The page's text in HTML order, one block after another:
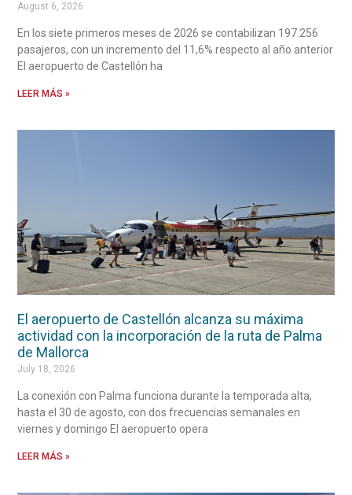
August 6, 2026
En los siete primeros meses de 2026 se contabilizan 197.256
pasajeros, con un incremento del 11,6% respecto al año anterior
El aeropuerto de Castellón ha
LEER MÁS »
El aeropuerto de Castellón alcanza su máxima
actividad con la incorporación de la ruta de Palma
de Mallorca
July 18, 2026
La conexión con Palma funciona durante la temporada alta,
hasta el 30 de agosto, con dos frecuencias semanales en
viernes y domingo El aeropuerto opera
LEER MÁS »